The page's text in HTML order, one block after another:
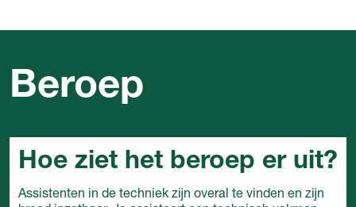
Beroep
Hoe ziet het beroep er uit?
Assistenten in de techniek zijn overal te vinden en zijn